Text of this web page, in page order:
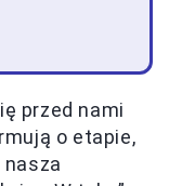
przed nami
o etapie,